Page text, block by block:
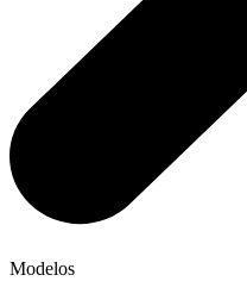
Modelos